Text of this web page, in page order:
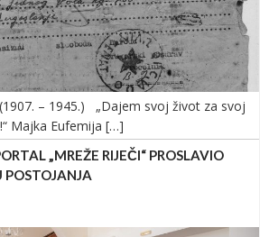
– 1945.) „Dajem svoj život za svoj
Majka Eufemija […]
„MREŽE RIJEČI“ PROSLAVIO
POSTOJANJA